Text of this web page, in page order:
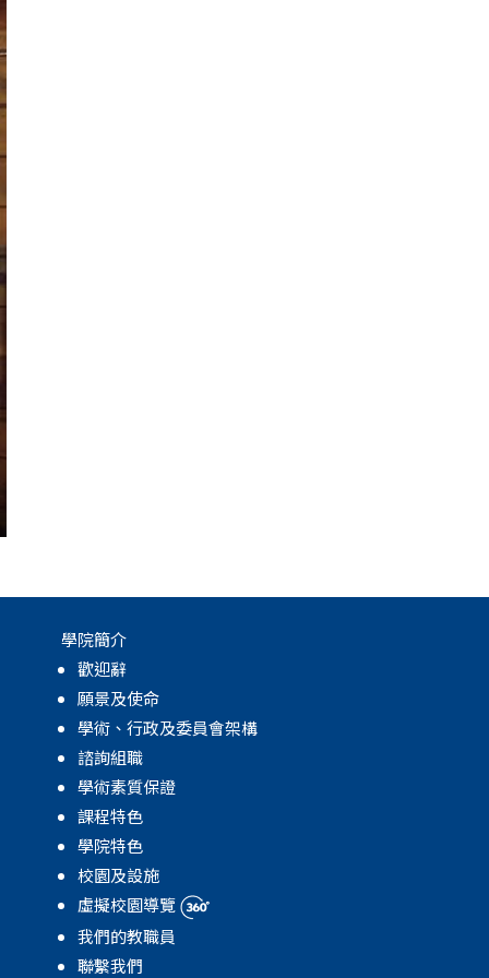
學院簡介
歡迎辭
願景及使命
學術、行政及委員會架構
諮詢組職
學術素質保證
課程特色
學院特色
校園及設施
虛擬校園導覽
我們的教職員
聯繫我們